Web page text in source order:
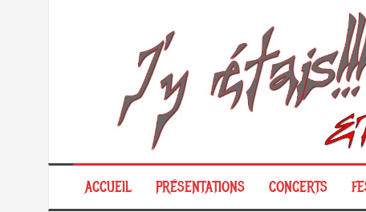
ACCUEIL PRÉSENTATIONS CONCERTS